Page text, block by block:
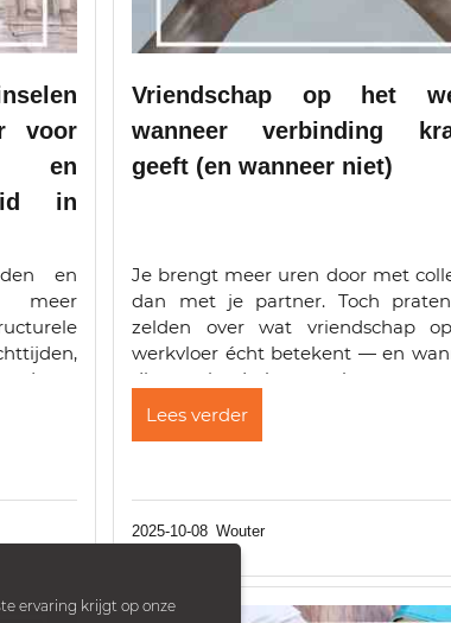
voor
en
in
en
voor
Vriendschap op het
wanneer verbinding
geeft (en wanneer niet)
Je brengt meer uren door met
dan met je partner. Toch
zelden over wat vriendschap
werkvloer écht betekent — en
die vriendschap plots
werkt.Nieuw onderzoek van Wang,
Lees verder
2025-10-08 Wouter
ervaring krijgt op onze